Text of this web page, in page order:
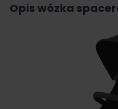
Opis wózka